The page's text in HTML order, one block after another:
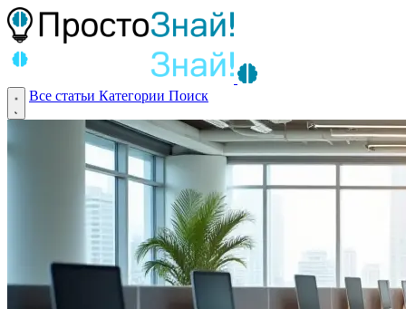
Все статьи Категории Поиск